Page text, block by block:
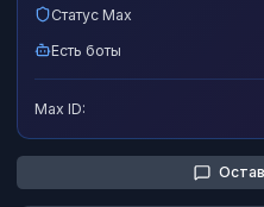
Статус Max
Есть боты
Max ID: